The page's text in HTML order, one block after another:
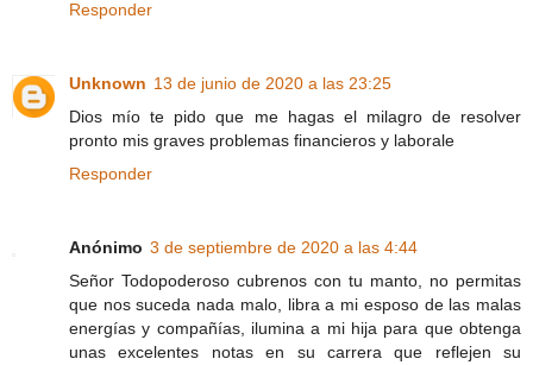
Responder
Unknown 13 de junio de 2020 a las 23:25
Dios mío te pido que me hagas el milagro de resolver
pronto mis graves problemas financieros y laborale
Responder
Anónimo 3 de septiembre de 2020 a las 4:44
Señor Todopoderoso cubrenos con tu manto, no permitas
que nos suceda nada malo, libra a mi esposo de las malas
energías y compañías, ilumina a mi hija para que obtenga
unas excelentes notas en su carrera que reflejen su